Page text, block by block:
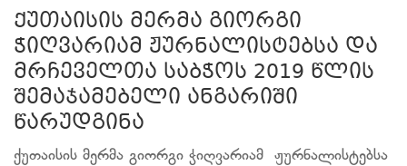
ქუთაისის მერმა გიორგი
ჭიღვარიამ ჟურნალისტებსა და
მრჩეველთა საბჭოს 2019 წლის
შემაჯამებელი ანგარიში
წარუდგინა
ქუთაისის მერმა გიორგი ჭიღვარიამ ჟურნალისტებსა